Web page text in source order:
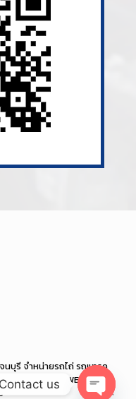
บุรี จำหน่ายรถไถ่ รถแทรค
by PROWEB BiZ
Contact us